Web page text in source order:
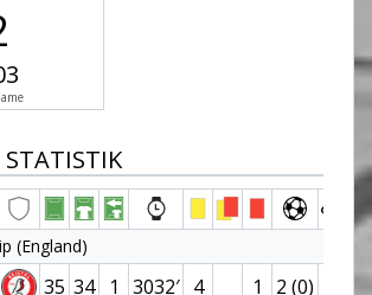
(England)
35 34 1 3032′ 4 1 2 (0)